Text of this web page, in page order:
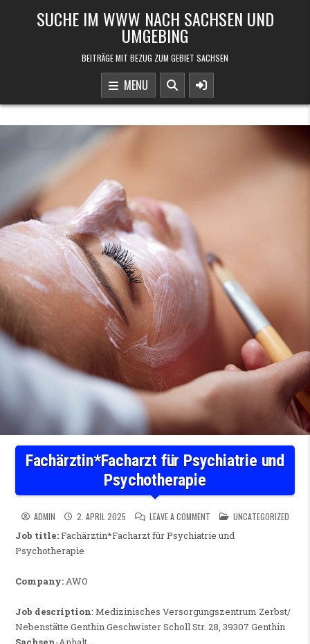
SUCHE IM WWW NACH SACHSEN UND
UMGEBING
BEITRÄGE MIT BEZUG ZUM GEBIET SACHSEN
MENU
Fachärztin*Facharzt für Psychiatrie und
Psychotherapie
ADMIN 2. APRIL 2025 LEAVE A COMMENTON FACHÄRZTIN*FACHARZT
POSTED IN
UNCATEGORIZED
Job title:Fachärztin*Facharzt für Psychiatrie und
Psychotherapie
Company:AWO
Job description: Medizinisches Versorgungszentrum Zerbst/
Nebenstätte Genthin Geschwister Scholl Str. 28, 39307 Genthin